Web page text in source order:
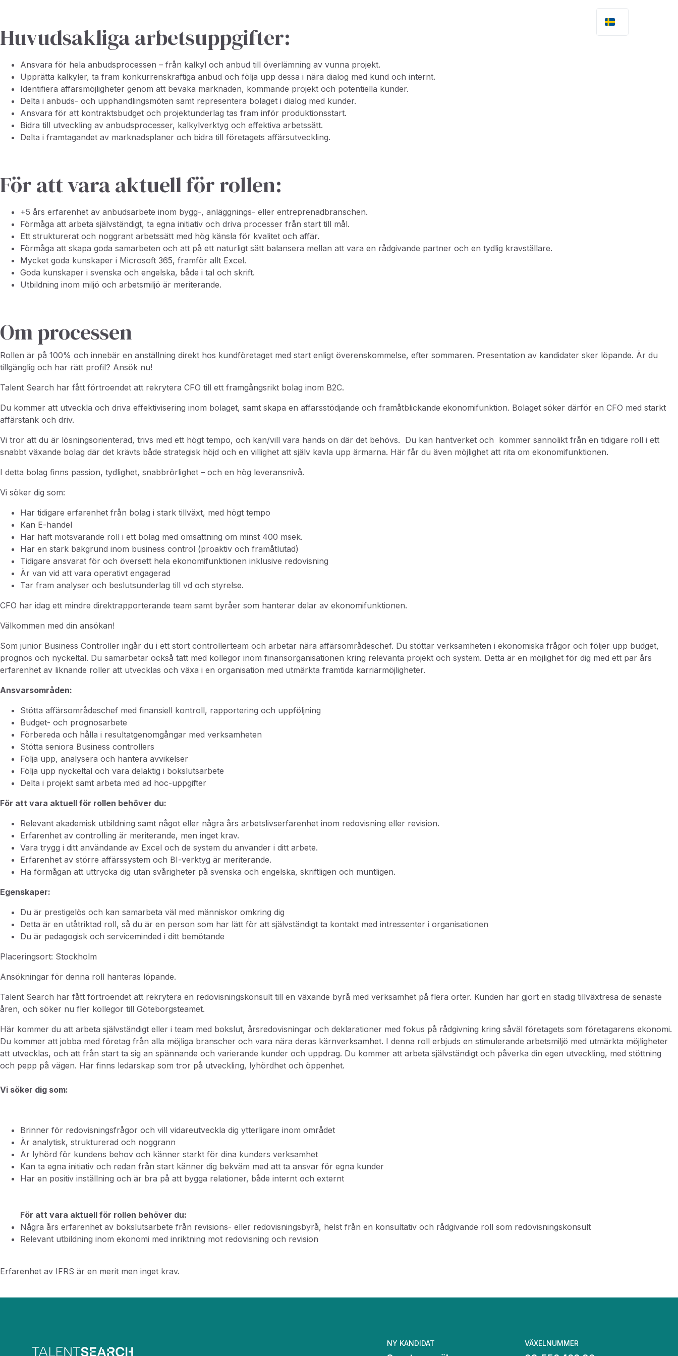
Huvudsakliga arbetsuppgifter:
Ansvara för hela anbudsprocessen – från kalkyl och anbud till överlämning av vunna projekt.
Upprätta kalkyler, ta fram konkurrenskraftiga anbud och följa upp dessa i nära dialog med kund och internt.
Identifiera affärsmöjligheter genom att bevaka marknaden, kommande projekt och potentiella kunder.
Delta i anbuds- och upphandlingsmöten samt representera bolaget i dialog med kunder.
Ansvara för att kontraktsbudget och projektunderlag tas fram inför produktionsstart.
Bidra till utveckling av anbudsprocesser, kalkylverktyg och effektiva arbetssätt.
Delta i framtagandet av marknadsplaner och bidra till företagets affärsutveckling.
För att vara aktuell för rollen:
+5 års erfarenhet av anbudsarbete inom bygg-, anläggnings- eller entreprenadbranschen.
Förmåga att arbeta självständigt, ta egna initiativ och driva processer från start till mål.
Ett strukturerat och noggrant arbetssätt med hög känsla för kvalitet och affär.
Förmåga att skapa goda samarbeten och att på ett naturligt sätt balansera mellan att vara en rådgivande partner och en tydlig kravställare.
Mycket goda kunskaper i Microsoft 365, framför allt Excel.
Goda kunskaper i svenska och engelska, både i tal och skrift.
Utbildning inom miljö och arbetsmiljö är meriterande.
Om processen
Rollen är på 100% och innebär en anställning direkt hos kundföretaget med start enligt överenskommelse, efter sommaren. Presentation av kandidater sker löpande. Är du
tillgänglig och har rätt profil? Ansök nu!
Talent Search har fått förtroendet att rekrytera CFO till ett framgångsrikt bolag inom B2C.
Du kommer att utveckla och driva effektivisering inom bolaget, samt skapa en affärsstödjande och framåtblickande ekonomifunktion. Bolaget söker därför en CFO med starkt
affärstänk och driv.
Vi tror att du är lösningsorienterad, trivs med ett högt tempo, och kan/vill vara hands on där det behövs. Du kan hantverket och kommer sannolikt från en tidigare roll i ett
snabbt växande bolag där det krävts både strategisk höjd och en villighet att själv kavla upp ärmarna. Här får du även möjlighet att rita om ekonomifunktionen.
I detta bolag finns passion, tydlighet, snabbrörlighet – och en hög leveransnivå.
Vi söker dig som:
Har tidigare erfarenhet från bolag i stark tillväxt, med högt tempo
Kan E-handel
Har haft motsvarande roll i ett bolag med omsättning om minst 400 msek.
Har en stark bakgrund inom business control (proaktiv och framåtlutad)
Tidigare ansvarat för och översett hela ekonomifunktionen inklusive redovisning
Är van vid att vara operativt engagerad
Tar fram analyser och beslutsunderlag till vd och styrelse.
CFO har idag ett mindre direktrapporterande team samt byråer som hanterar delar av ekonomifunktionen.
Välkommen med din ansökan!
Som junior Business Controller ingår du i ett stort controllerteam och arbetar nära affärsområdeschef. Du stöttar verksamheten i ekonomiska frågor och följer upp budget,
prognos och nyckeltal. Du samarbetar också tätt med kollegor inom finansorganisationen kring relevanta projekt och system. Detta är en möjlighet för dig med ett par års
erfarenhet av liknande roller att utvecklas och växa i en organisation med utmärkta framtida karriärmöjligheter.
Ansvarsområden:
Stötta affärsområdeschef med finansiell kontroll, rapportering och uppföljning
Budget- och prognosarbete
Förbereda och hålla i resultatgenomgångar med verksamheten
Stötta seniora Business controllers
Följa upp, analysera och hantera avvikelser
Följa upp nyckeltal och vara delaktig i bokslutsarbete
Delta i projekt samt arbeta med ad hoc-uppgifter
För att vara aktuell för rollen behöver du:
Relevant akademisk utbildning samt något eller några års arbetslivserfarenhet inom redovisning eller revision.
Erfarenhet av controlling är meriterande, men inget krav.
Vara trygg i ditt användande av Excel och de system du använder i ditt arbete.
Erfarenhet av större affärssystem och BI-verktyg är meriterande.
Ha förmågan att uttrycka dig utan svårigheter på svenska och engelska, skriftligen och muntligen.
Egenskaper:
Du är prestigelös och kan samarbeta väl med människor omkring dig
Detta är en utåtriktad roll, så du är en person som har lätt för att självständigt ta kontakt med intressenter i organisationen
Du är pedagogisk och serviceminded i ditt bemötande
Placeringsort: Stockholm
Ansökningar för denna roll hanteras löpande.
Talent Search har fått förtroendet att rekrytera en redovisningskonsult till en växande byrå med verksamhet på flera orter. Kunden har gjort en stadig tillväxtresa de senaste
åren, och söker nu fler kollegor till Göteborgsteamet.
Här kommer du att arbeta självständigt eller i team med bokslut, årsredovisningar och deklarationer med fokus på rådgivning kring såväl företagets som företagarens ekonomi.
Du kommer att jobba med företag från alla möjliga branscher och vara nära deras kärnverksamhet. I denna roll erbjuds en stimulerande arbetsmiljö med utmärkta möjligheter
att utvecklas, och att från start ta sig an spännande och varierande kunder och uppdrag. Du kommer att arbeta självständigt och påverka din egen utveckling, med stöttning
och pepp på vägen. Här finns ledarskap som tror på utveckling, lyhördhet och öppenhet.
Vi söker dig som:
Brinner för redovisningsfrågor och vill vidareutveckla dig ytterligare inom området
Är analytisk, strukturerad och noggrann
Är lyhörd för kundens behov och känner starkt för dina kunders verksamhet
Kan ta egna initiativ och redan från start känner dig bekväm med att ta ansvar för egna kunder
Har en positiv inställning och är bra på att bygga relationer, både internt och externt
För att vara aktuell för rollen behöver du:
Några års erfarenhet av bokslutsarbete från revisions- eller redovisningsbyrå, helst från en konsultativ och rådgivande roll som redovisningskonsult
Relevant utbildning inom ekonomi med inriktning mot redovisning och revision
Erfarenhet av IFRS är en merit men inget krav.
NY KANDIDAT VÄXELNUMMER